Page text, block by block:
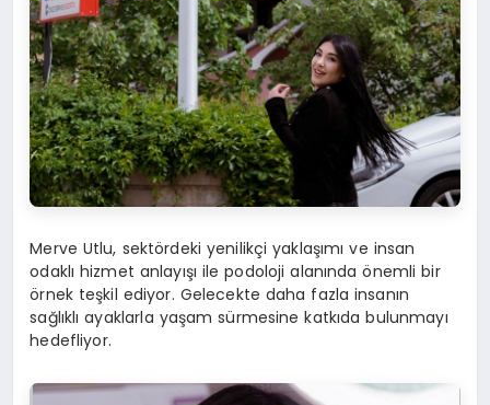
Merve Utlu, sektördeki yenilikçi yaklaşımı ve insan
odaklı hizmet anlayışı ile podoloji alanında önemli bir
örnek teşkil ediyor. Gelecekte daha fazla insanın
sağlıklı ayaklarla yaşam sürmesine katkıda bulunmayı
hedefliyor.